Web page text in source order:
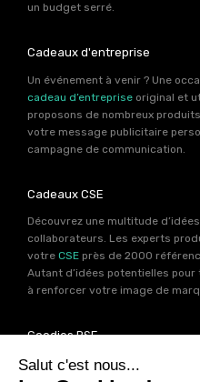
un budget serré.
Cadeaux d'entreprise
Un événement à venir ? Une
cadeau d’entreprise original et
proposons de nombreux
votre message publicitaire
campagne de communication.
Cadeaux CSE
Découvrez une multitude
collaborateurs. Les experts
votre CSE près de 2000
Autant d’idées potentielles
à renforcer votre image de
Goodies RSE
Vous souhaitez communiquer